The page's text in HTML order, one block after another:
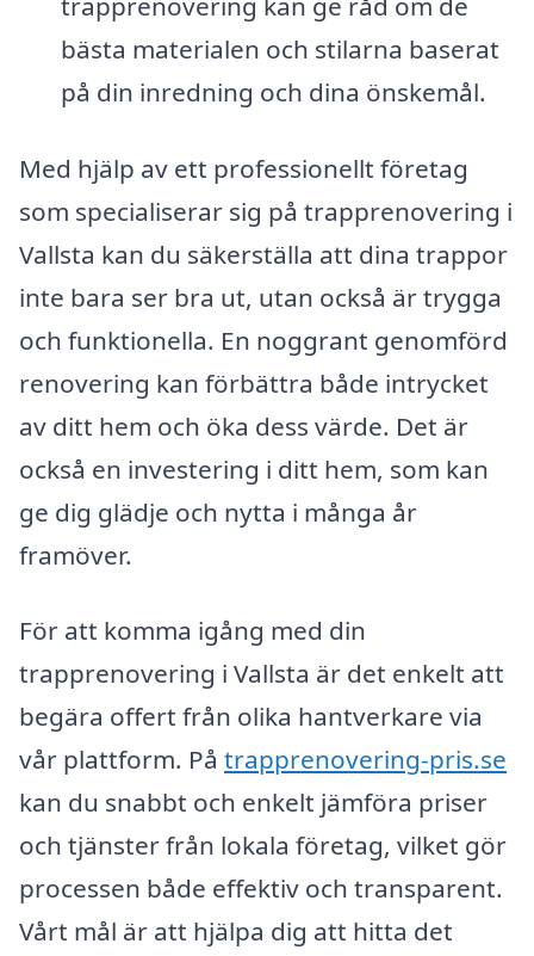
bästa materialen och stilarna baserat
på din inredning och dina önskemål.
Med hjälp av ett professionellt företag
som specialiserar sig på trapprenovering i
Vallsta kan du säkerställa att dina trappor
inte bara ser bra ut, utan också är trygga
och funktionella. En noggrant genomförd
renovering kan förbättra både intrycket
av ditt hem och öka dess värde. Det är
också en investering i ditt hem, som kan
ge dig glädje och nytta i många år
framöver.
För att komma igång med din
trapprenovering i Vallsta är det enkelt att
begära offert från olika hantverkare via
vår plattform. På trapprenovering-pris.se
kan du snabbt och enkelt jämföra priser
och tjänster från lokala företag, vilket gör
processen både effektiv och transparent.
Vårt mål är att hjälpa dig att hitta det